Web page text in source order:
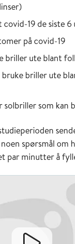
19 de siste 6
på covid-19
briller ute blant
briller ute
solbriller som kan
noen spørsmål om
par minutter å
forteller om